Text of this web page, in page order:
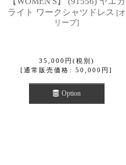
ライト ワークシャツドレス [オ
リーブ]
35,000 円 (税別)
[通常販売価格 : 50,000 円 ]
Option